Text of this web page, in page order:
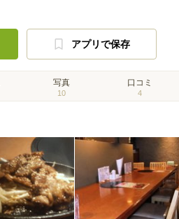
アプリで保存
写真
10
口コミ
4